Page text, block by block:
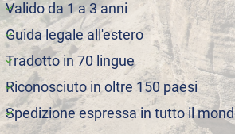
Valido da 1 a 3 anni
Guida legale all'estero
Tradotto in 70 lingue
Riconosciuto in oltre 150 paesi
Spedizione espressa in tutto il